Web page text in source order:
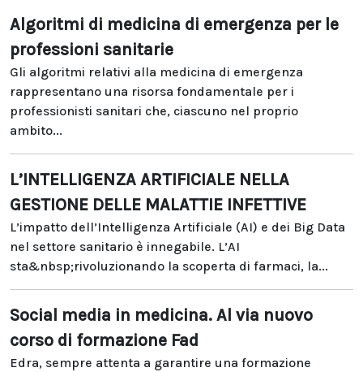
Algoritmi di medicina di emergenza per le
professioni sanitarie
Gli algoritmi relativi alla medicina di emergenza
rappresentano una risorsa fondamentale per i
professionisti sanitari che, ciascuno nel proprio
ambito...
L’INTELLIGENZA ARTIFICIALE NELLA
GESTIONE DELLE MALATTIE INFETTIVE
L’impatto dell’Intelligenza Artificiale (AI) e dei Big Data
nel settore sanitario è innegabile. L’AI
sta&nbsp;rivoluzionando la scoperta di farmaci, la...
Social media in medicina. Al via nuovo
corso di formazione Fad
Edra, sempre attenta a garantire una formazione